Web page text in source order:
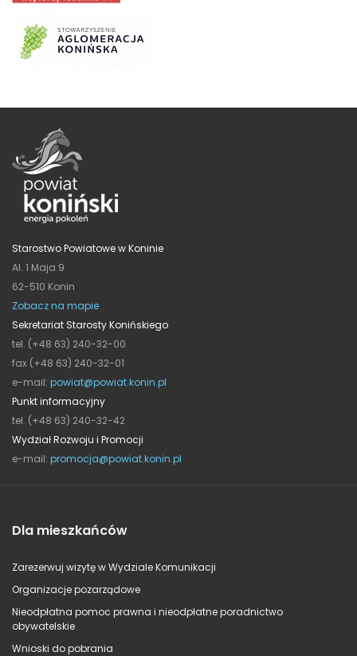
Starostwo Powiatowe w Koninie
Al. 1 Maja 9
62-510 Konin
Zobacz na mapie
Sekretariat Starosty Konińskiego
tel. (+48 63) 240-32-00
fax (+48 63) 240-32-01
e-mail: powiat@powiat.konin.pl
Punkt informacyjny
tel. (+48 63) 240-32-42
Wydział Rozwoju i Promocji
e-mail: promocja@powiat.konin.pl
Dla mieszkańców
Zarezerwuj wizytę w Wydziale Komunikacji
Organizacje pozarządowe
Nieodpłatna pomoc prawna i nieodpłatne poradnictwo
obywatelskie
Wnioski do pobrania